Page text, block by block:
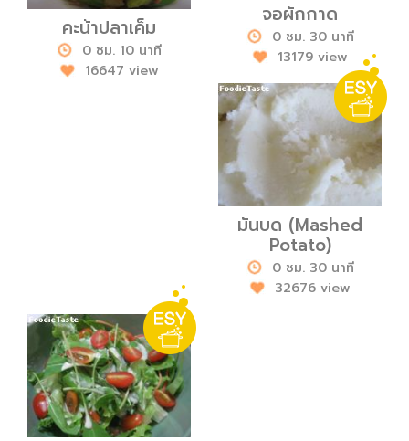
คะน้าปลาเค็ม
0 ชม. 10 นาที
16647 view
จอผักกาด
0 ชม. 30 นาที
13179 view
มันบด (Mashed
Potato)
0 ชม. 30 นาที
32676 view